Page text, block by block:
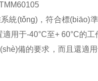
統(tǒng)，符合標(biāo)
適用于-40°C至+ 60°C的工
備的要求，而且還適